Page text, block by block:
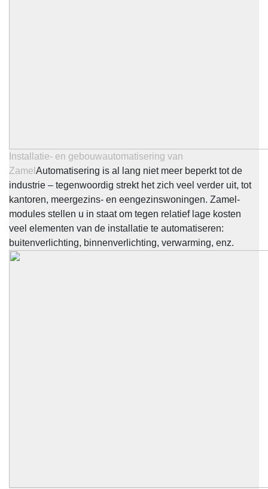
Installatie- en gebouwautomatisering van
Zamel Automatisering is al lang niet meer beperkt tot de
industrie – tegenwoordig strekt het zich veel verder uit, tot
kantoren, meergezins- en eengezinswoningen. Zamel-
modules stellen u in staat om tegen relatief lage kosten
veel elementen van de installatie te automatiseren:
buitenverlichting, binnenverlichting, verwarming, enz.